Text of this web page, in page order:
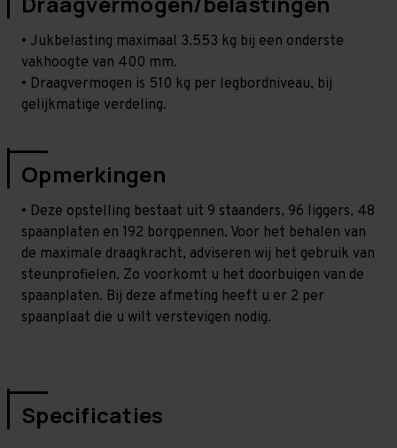
• Jukbelasting maximaal 3.553 kg bij een onderste
vakhoogte van 400 mm.
• Draagvermogen is 510 kg per legbordniveau, bij
gelijkmatige verdeling.
Opmerkingen
• Deze opstelling bestaat uit 9 staanders, 96 liggers, 48
spaanplaten en 192 borgpennen. Voor het behalen van
de maximale draagkracht, adviseren wij het gebruik van
steunprofielen. Zo voorkomt u het doorbuigen van de
spaanplaten. Bij deze afmeting heeft u er 2 per
spaanplaat die u wilt verstevigen nodig.
Specificaties